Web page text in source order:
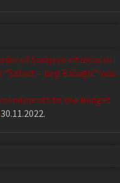
of Sarajevo citizens in
– beg Bašagić” was
to the Budget
30.11.2022.